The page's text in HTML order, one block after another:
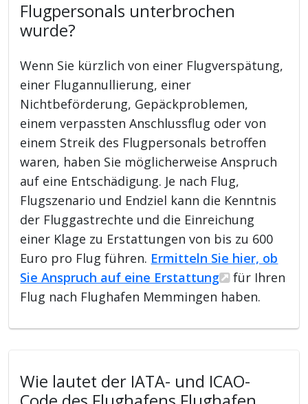
Flugpersonals unterbrochen
wurde?
Wenn Sie kürzlich von einer Flugverspätung,
einer Flugannullierung, einer
Nichtbeförderung, Gepäckproblemen,
einem verpassten Anschlussflug oder von
einem Streik des Flugpersonals betroffen
waren, haben Sie möglicherweise Anspruch
auf eine Entschädigung. Je nach Flug,
Flugszenario und Endziel kann die Kenntnis
der Fluggastrechte und die Einreichung
einer Klage zu Erstattungen von bis zu 600
Euro pro Flug führen. Ermitteln Sie hier, ob
Sie Anspruch auf eine Erstattung
für Ihren
Flug nach Flughafen Memmingen haben.
Wie lautet der IATA- und ICAO-